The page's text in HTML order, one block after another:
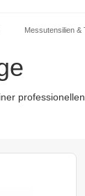
Messutensilien &